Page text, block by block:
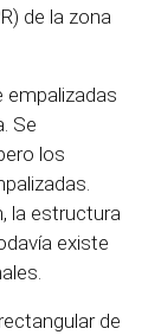
de la zona
empalizadas
Se
los
la estructura
existe
de